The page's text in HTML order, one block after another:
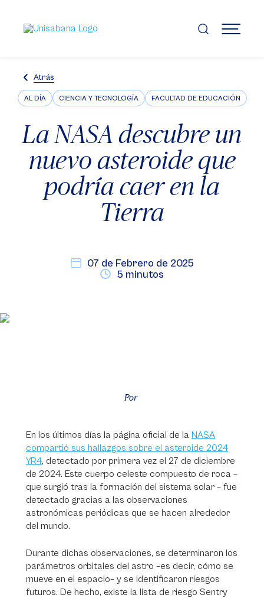
contenido
principal
MENÚ
Atrás
AL DÍA CIENCIA Y TECNOLOGÍA FACULTAD DE EDUCACIÓN
La NASA descubre un
nuevo asteroide que
podría caer en la
Tierra
07 de Febrero de 2025
5 minutos
Por
En los últimos días la página oficial de la NASA
compartió sus hallazgos sobre el asteroide 2024
YR4, detectado por primera vez el 27 de diciembre
de 2024. Este cuerpo celeste compuesto de roca –
que surgió tras la formación del sistema solar – fue
detectado gracias a las observaciones
astronómicas periódicas que se hacen alrededor
del mundo.
Durante dichas observaciones, se determinaron los
parámetros orbitales del astro –es decir, cómo se
mueve en el espacio– y se identificaron riesgos
futuros. De hecho, existe la lista de riesgo Sentry